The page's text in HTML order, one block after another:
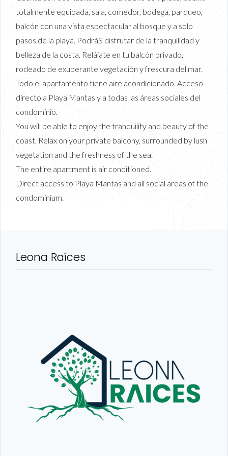
totalmente equipada, sala, comedor, bodega, parqueo,
balcón con una vista espectacular al bosque y a solo
pasos de la playa. PodráS disfrutar de la tranquilidad y
belleza de la costa. Relájate en tu balcón privado,
rodeado de exuberante vegetación y frescura del mar.
Todo el apartamento tiene aire acondicionado. Acceso
directo a Playa Mantas y a todas las áreas sociales del
condominio.
You will be able to enjoy the tranquility and beauty of the
coast. Relax on your private balcony, surrounded by lush
vegetation and the freshness of the sea.
The entire apartment is air conditioned.
Direct access to Playa Mantas and all social areas of the
condominium.
Leona Raíces